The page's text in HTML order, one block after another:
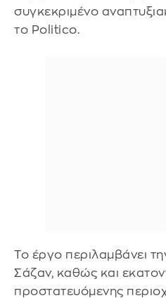
συγκεκριμένο
το Politico.
Το έργο περιλαμβάνει
Σάζαν, καθώς και
προστατευόμενης